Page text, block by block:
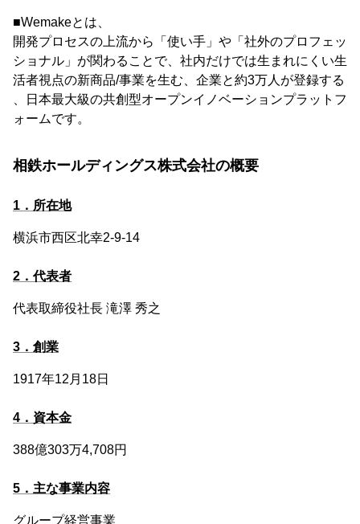
■Wemakeとは、
開発プロセスの上流から「使い手」や「社外のプロフェッ
ショナル」が関わることで、社内だけでは生まれにくい生
活者視点の新商品/事業を生む、企業と約3万人が登録する
、日本最大級の共創型オープンイノベーションプラットフ
ォームです。
相鉄ホールディングス株式会社の概要
1．所在地
横浜市西区北幸2-9-14
2．代表者
代表取締役社長 滝澤 秀之
3．創業
1917年12月18日
4．資本金
388億303万4,708円
5．主な事業内容
グループ経営事業